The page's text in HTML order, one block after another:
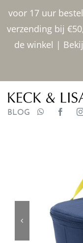
voor 17 uur
verzending bij
de winkel |
inhoud
BLOG